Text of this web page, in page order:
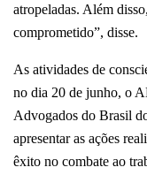
atropeladas. Além
comprometido”, disse.
As atividades de
no dia 20 de junho, o
Advogados do Brasil
apresentar as ações
êxito no combate ao